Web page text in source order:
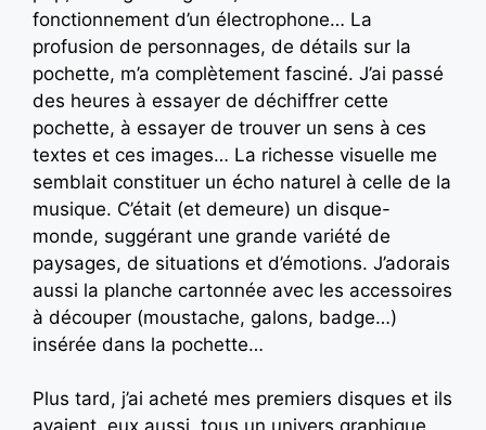
fonctionnement d’un électrophone… La
profusion de personnages, de détails sur la
pochette, m’a complètement fasciné. J’ai passé
des heures à essayer de déchiffrer cette
pochette, à essayer de trouver un sens à ces
textes et ces images… La richesse visuelle me
semblait constituer un écho naturel à celle de la
musique. C’était (et demeure) un disque-
monde, suggérant une grande variété de
paysages, de situations et d’émotions. J’adorais
aussi la planche cartonnée avec les accessoires
à découper (moustache, galons, badge…)
insérée dans la pochette…
Plus tard, j’ai acheté mes premiers disques et ils